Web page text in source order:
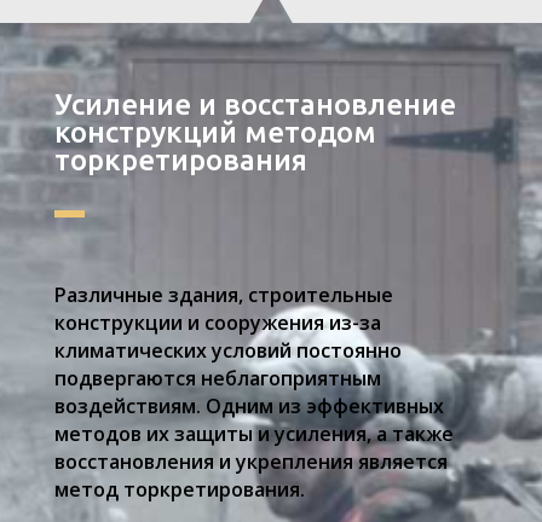
Усиление и восстановление
конструкций методом
торкретирования
Различные здания, строительные
конструкции и сооружения из-за
климатических условий постоянно
подвергаются неблагоприятным
воздействиям. Одним из эффективных
методов их защиты и усиления, а также
восстановления и укрепления является
метод торкретирования.